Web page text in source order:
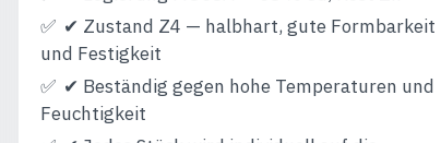
✔ Zustand Z4 — halbhart, gute Formbarkeit
und Festigkeit
✔ Beständig gegen hohe Temperaturen und
Feuchtigkeit